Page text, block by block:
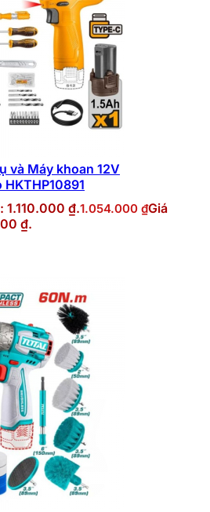
và Máy khoan 12V
1.110.000 ₫.1.054.000 ₫Giá
₫.